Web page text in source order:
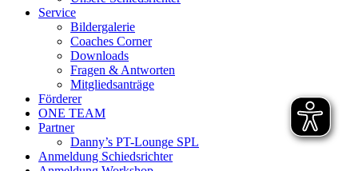
Service
Bildergalerie
Coaches Corner
Downloads
Fragen & Antworten
Mitgliedsanträge
Förderer
ONE TEAM
Partner
Danny’s PT-Lounge SPL
Anmeldung Schiedsrichter